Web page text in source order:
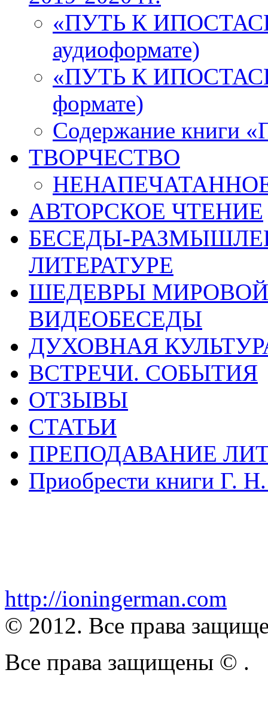
«ПУТЬ К
аудиоформате)
«ПУТЬ К
формате)
Содержание
ТВОРЧЕСТВО
НЕНАПЕЧАТАННОЕ
АВТОРСКОЕ ЧТЕНИЕ
БЕСЕДЫ-
ЛИТЕРАТУРЕ
ШЕДЕВРЫ МИРОВОЙ
ВИДЕОБЕСЕДЫ
ДУХОВНАЯ
ВСТРЕЧИ. СОБЫТИЯ
ОТЗЫВЫ
СТАТЬИ
ПРЕПОДАВАНИЕ
Приобрести книги Г.
http://ioningerman.com
© 2012. Все права
Все права защищены © .